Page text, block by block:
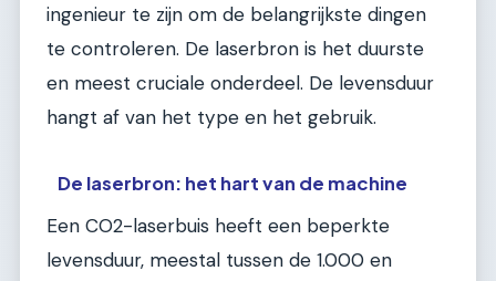
ingenieur te zijn om de belangrijkste dingen
te controleren. De laserbron is het duurste
en meest cruciale onderdeel. De levensduur
hangt af van het type en het gebruik.
De laserbron: het hart van de machine
Een CO2-laserbuis heeft een beperkte
levensduur, meestal tussen de 1.000 en